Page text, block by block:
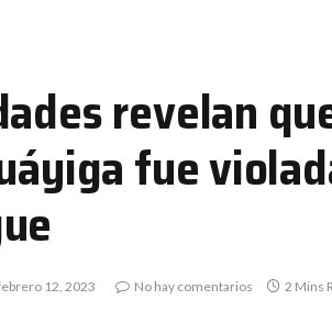
revelan
fue
12, 2023 No hay comentarios 2 Mins